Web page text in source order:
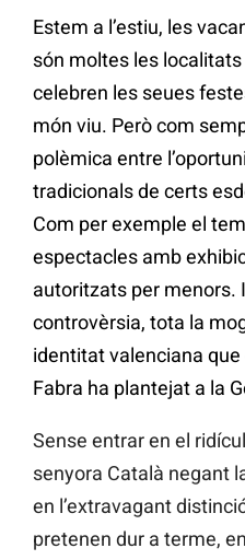
Estem a l’estiu, les
són moltes les
celebren les seues
món viu. Però com
polèmica entre
tradicionals de certs
Com per exemple el
espectacles amb
autoritzats per menors.
controvèrsia, tota la
identitat valenciana que
Fabra ha plantejat a la
Sense entrar en el
senyora Català negant
en l’extravagant
pretenen dur a terme,